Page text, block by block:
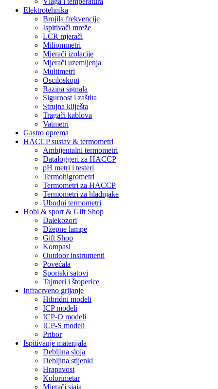
Elektrotehnika
Brojila frekvencije
Ispitivači mreže
LCR mjerači
Miliommetri
Mjerači izolacije
Mjerači uzemljenja
Multimetri
Osciloskopi
Razina signala
Sigurnost i zaštita
Strujna kliješta
Tragači kablova
Vatmetri
Gastro oprema
HACCP sustav & termometri
Ambijentalni termometri
Dataloggeri za HACCP
pH metri i testeri
Termohigrometri
Termometri za HACCP
Termometri za hladnjake
Ubodni termometri
Hobi & sport & Gift Shop
Dalekozori
Džepne lampe
Gift Shop
Kompasi
Outdoor instrumenti
Povećala
Sportski satovi
Tajmeri i štoperice
Infracrveno grijanje
Hibridni modeli
ICP modeli
ICP-O modeli
ICP-S modeli
Pribor
Ispitivanje materijala
Debljina sloja
Debljina stijenki
Hrapavost
Kolorimetar
Mjerači sjaja